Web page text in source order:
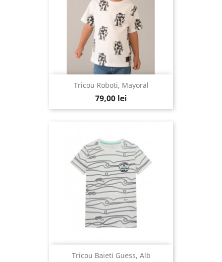
Tricou Roboti, Mayoral
79,00 lei
Tricou Baieti Guess, Alb